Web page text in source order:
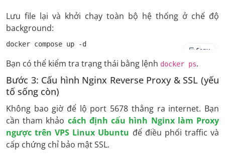
Lưu file lại và khởi chạy toàn bộ hệ thống ở chế độ
background:
docker compose up -d
Copy
Bạn có thể kiểm tra trạng thái bằng lệnh docker ps.
Bước 3: Cấu hình Nginx Reverse Proxy & SSL (yếu
tố sống còn)
Không bao giờ để lộ port 5678 thẳng ra internet. Bạn
cần tham khảo cách định cấu hình Nginx làm Proxy
ngược trên VPS Linux Ubuntu để điều phối traffic và
cấp chứng chỉ bảo mật SSL.